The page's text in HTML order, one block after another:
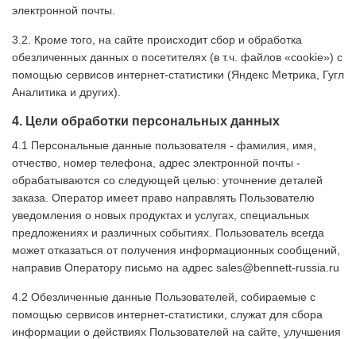
электронной почты.
3.2. Кроме того, на сайте происходит сбор и обработка
обезличенных данных о посетителях (в т.ч. файлов «cookie») с
помощью сервисов интернет-статистики (Яндекс Метрика, Гугл
Аналитика и других).
4. Цели обработки персональных данных
4.1 Персональные данные пользователя - фамилия, имя,
отчество, номер телефона, адрес электронной почты -
обрабатываются со следующей целью: уточнение деталей
заказа. Оператор имеет право направлять Пользователю
уведомления о новых продуктах и услугах, специальных
предложениях и различных событиях. Пользователь всегда
может отказаться от получения информационных сообщений,
направив Оператору письмо на адрес sales@bennett-russia.ru
4.2 Обезличенные данные Пользователей, собираемые с
помощью сервисов интернет-статистики, служат для сбора
информации о действиях Пользователей на сайте, улучшения